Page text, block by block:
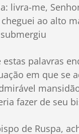
livra-me,
ao alto
estas palavras
em que se
fazer de seu
de Ruspa,